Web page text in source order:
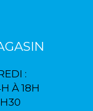
:
À 18H